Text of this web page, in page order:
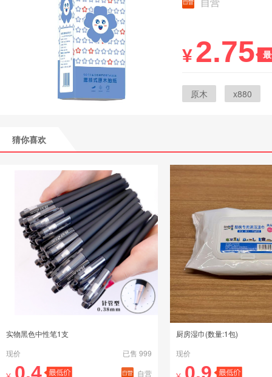
¥2.75
原木 x880
猜你喜欢
实物黑色中性笔1支
现价
已售 999
自营
厨房湿巾(数量:1包)
现价